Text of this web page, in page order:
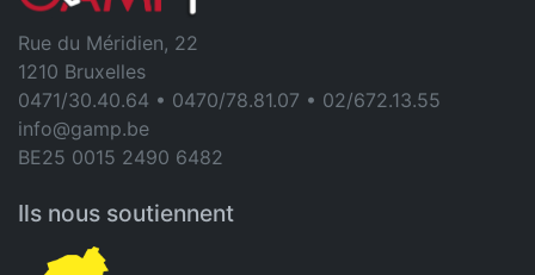
Rue du Méridien, 22
1210 Bruxelles
0471/30.40.64 • 0470/78.81.07 • 02/672.13.55
info@gamp.be
BE25 0015 2490 6482
Ils nous soutiennent